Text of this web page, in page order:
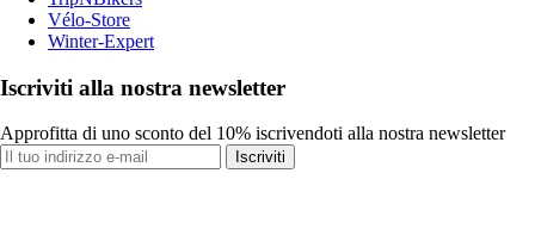
Vélo-Store
Winter-Expert
Iscriviti alla nostra newsletter
Approfitta di uno sconto del 10% iscrivendoti alla nostra newsletter
Iscriviti